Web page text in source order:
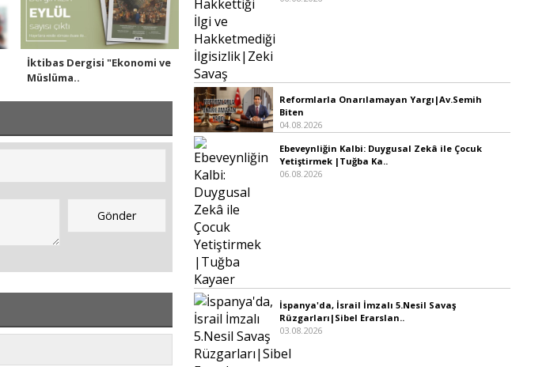
İktibas Dergisi "Ekonomi ve
Müslüma..
Reformlarla Onarılamayan Yargı|Av.Semih
Biten
04.08.2026
Ebeveynliğin Kalbi: Duygusal Zekâ ile Çocuk
Yetiştirmek |Tuğba Ka..
06.08.2026
İspanya'da, İsrail İmzalı 5.Nesil Savaş
Rüzgarları|Sibel Erarslan..
03.08.2026